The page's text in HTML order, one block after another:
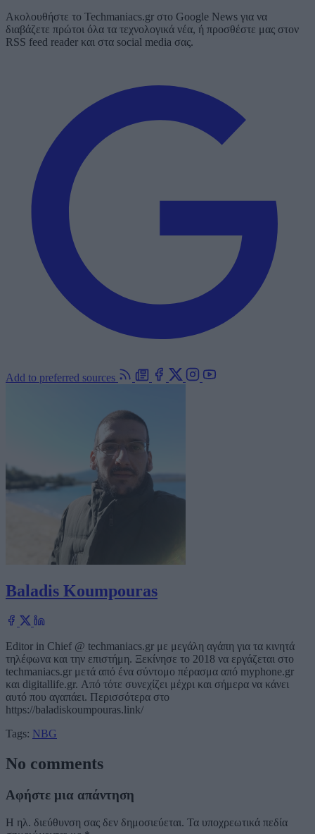
Ακολουθήστε το Techmaniacs.gr στο Google News για να
διαβάζετε πρώτοι όλα τα τεχνολογικά νέα, ή προσθέστε μας στον
RSS feed reader και στα social media σας.
Add to preferred sources
Baladis Koumpouras
Editor in Chief @ techmaniacs.gr με μεγάλη αγάπη για τα κινητά
τηλέφωνα και την επιστήμη. Ξεκίνησε το 2018 να εργάζεται στο
techmaniacs.gr μετά από ένα σύντομο πέρασμα από myphone.gr
και digitallife.gr. Από τότε συνεχίζει μέχρι και σήμερα να κάνει
αυτό που αγαπάει. Περισσότερα στο
https://baladiskoumpouras.link/
Tags: NBG
No comments
Αφήστε μια απάντηση
Η ηλ. διεύθυνση σας δεν δημοσιεύεται. Τα υποχρεωτικά πεδία